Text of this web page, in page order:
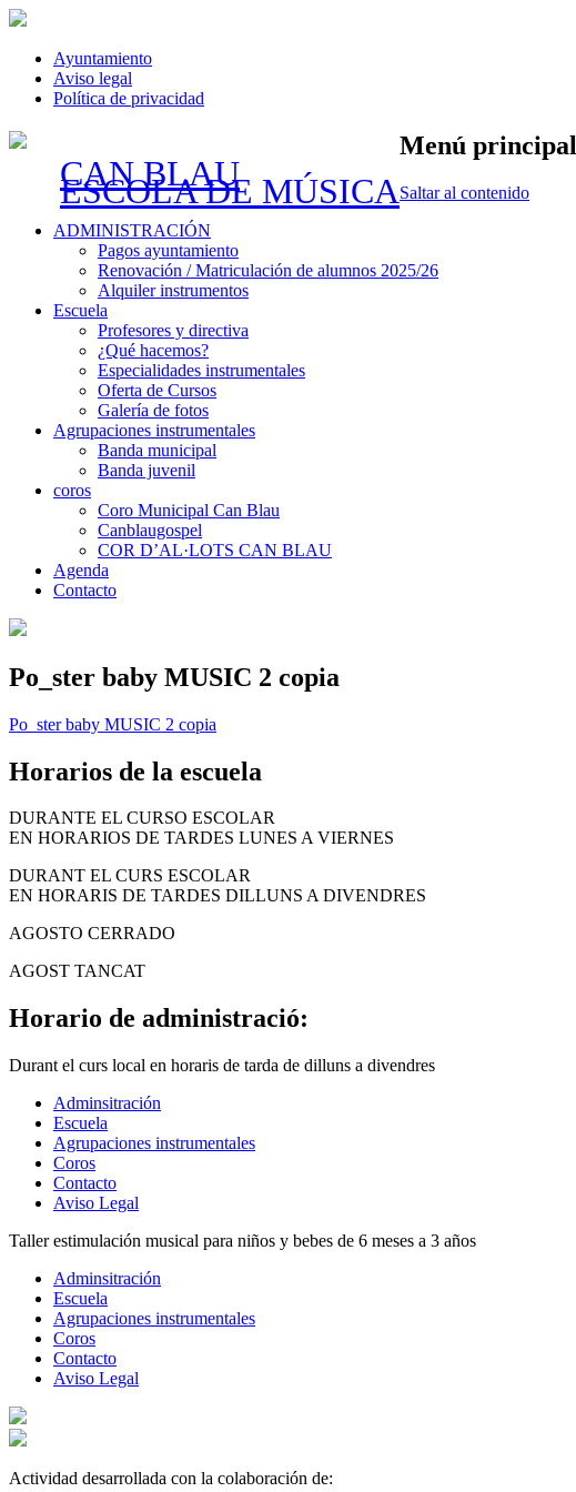
Ayuntamiento
Aviso legal
Política de privacidad
CAN BLAU
ESCOLA DE MÚSICA
Menú principal
Saltar al contenido
ADMINISTRACIÓN
Pagos ayuntamiento
Renovación / Matriculación de alumnos 2025/26
Alquiler instrumentos
Escuela
Profesores y directiva
¿Qué hacemos?
Especialidades instrumentales
Oferta de Cursos
Galería de fotos
Agrupaciones instrumentales
Banda municipal
Banda juvenil
coros
Coro Municipal Can Blau
Canblaugospel
COR D’AL·LOTS CAN BLAU
Agenda
Contacto
Po_ster baby MUSIC 2 copia
Po_ster baby MUSIC 2 copia
Horarios de la escuela
DURANTE EL CURSO ESCOLAR
EN HORARIOS DE TARDES LUNES A VIERNES
DURANT EL CURS ESCOLAR
EN HORARIS DE TARDES DILLUNS A DIVENDRES
AGOSTO CERRADO
AGOST TANCAT
Horario de administració:
Durant el curs local en horaris de tarda de dilluns a divendres
Adminsitración
Escuela
Agrupaciones instrumentales
Coros
Contacto
Aviso Legal
Taller estimulación musical para niños y bebes de 6 meses a 3 años
Adminsitración
Escuela
Agrupaciones instrumentales
Coros
Contacto
Aviso Legal
Actividad desarrollada con la colaboración de: